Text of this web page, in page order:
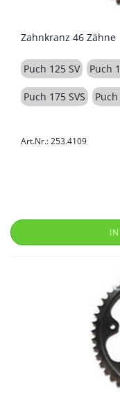
Zahnkranz 46 Zähne
Puch 125 SV Puch
Puch 175 SVS
Art.Nr.: 253.4109